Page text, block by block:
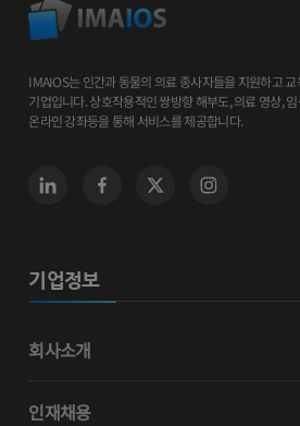
IMAIOS는 인간과 동물의 의료 종사자들을 지원하고
기업입니다. 상호작용적인 쌍방향 해부도, 의료 영상,
온라인 강좌등을 통해 서비스를 제공합니다.
기업정보
회사소개
인재채용